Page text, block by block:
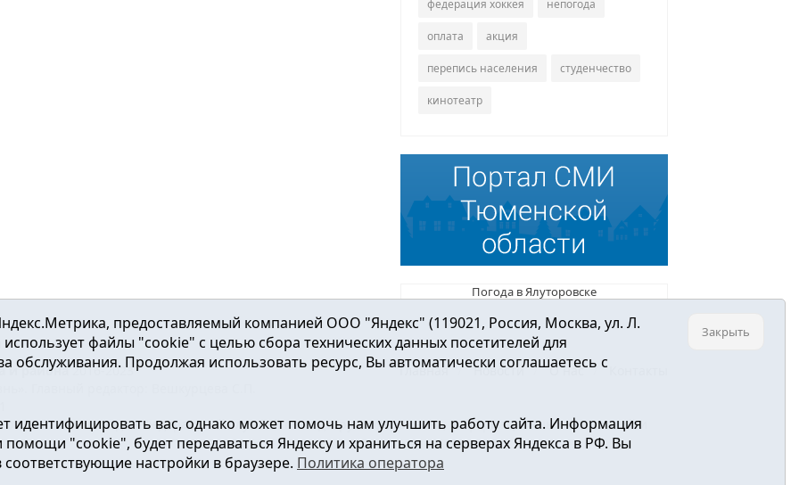
федерация хоккея непогода
оплата акция
перепись населения студенчество
кинотеатр
Погода в Ялуторовске
Главная Новости О нас
и района2016-2023
Главный редактор: Вешкурцева С.П.
24.02.2016г. выдан Федеральной службой по надзору в сфере связи, информационных технологий и
предоставляемый компанией ООО "Яндекс" (119021, Россия, Москва, ул. Л.
файлы "cookie" с целью сбора технических данных посетителей для
обслуживания. Продолжая использовать ресурс, Вы автоматически соглашаетесь с
вас, однако может помочь нам улучшить работу сайта. Информация
"cookie", будет передаваться Яндексу и храниться на серверах Яндекса в РФ. Вы
настройки в браузере. Политика оператора
Закрыть